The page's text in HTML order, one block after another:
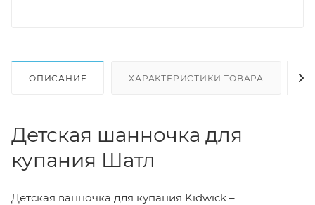
ОПИСАНИЕ ХАРАКТЕРИСТИКИ ТОВАРА
Детская шанночка для
купания Шатл
Детская ванночка для купания Kidwick –